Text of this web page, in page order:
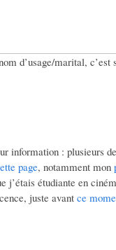
d’usage/marital,
information : plusieurs
page, notamment mon
j’étais étudiante en
juste avant ce